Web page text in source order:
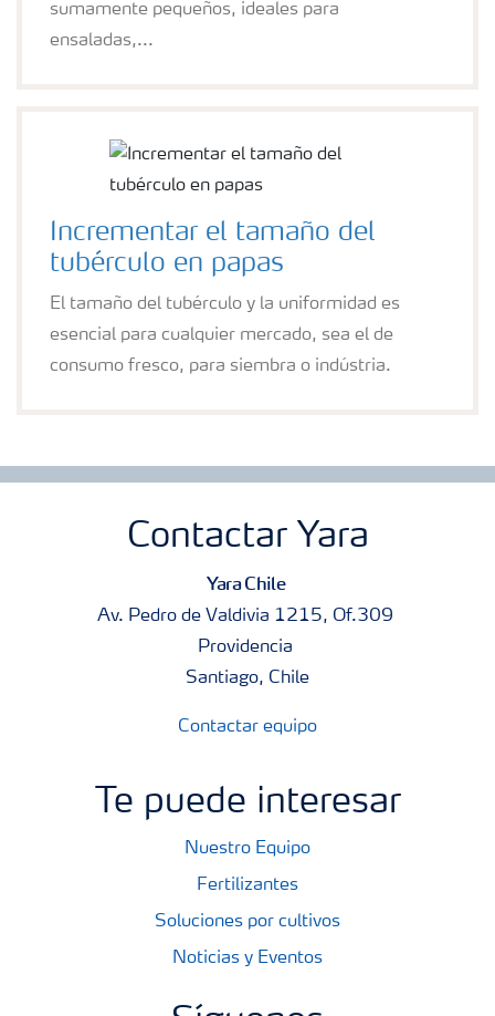
sumamente pequeños, ideales para
ensaladas,...
Incrementar el tamaño del
tubérculo en papas
El tamaño del tubérculo y la uniformidad es
esencial para cualquier mercado, sea el de
consumo fresco, para siembra o indústria.
Contactar Yara
Yara Chile
Av. Pedro de Valdivia 1215, Of.309
Providencia
Santiago, Chile
Contactar equipo
Te puede interesar
Nuestro Equipo
Fertilizantes
Soluciones por cultivos
Noticias y Eventos